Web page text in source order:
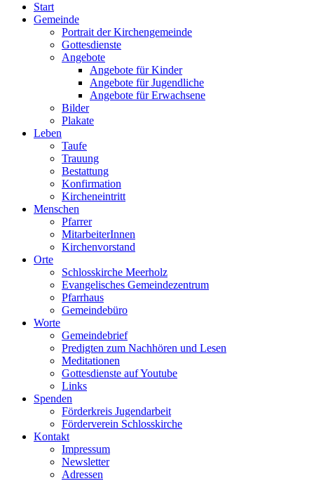
Start
Gemeinde
Portrait der Kirchengemeinde
Gottesdienste
Angebote
Angebote für Kinder
Angebote für Jugendliche
Angebote für Erwachsene
Bilder
Plakate
Leben
Taufe
Trauung
Bestattung
Konfirmation
Kircheneintritt
Menschen
Pfarrer
MitarbeiterInnen
Kirchenvorstand
Orte
Schlosskirche Meerholz
Evangelisches Gemeindezentrum
Pfarrhaus
Gemeindebüro
Worte
Gemeindebrief
Predigten zum Nachhören und Lesen
Meditationen
Gottesdienste auf Youtube
Links
Spenden
Förderkreis Jugendarbeit
Förderverein Schlosskirche
Kontakt
Impressum
Newsletter
Adressen